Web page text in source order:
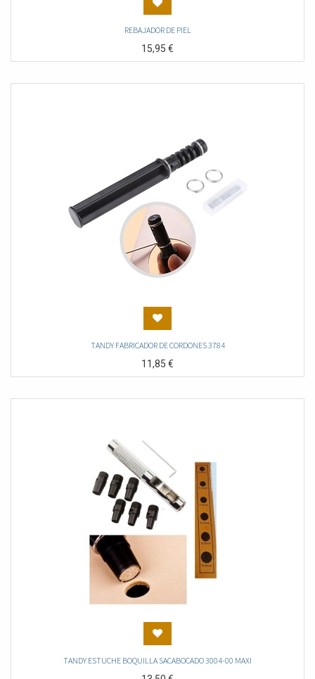
REBAJADOR DE PIEL
15,95€
TANDY FABRICADOR DE CORDONES 3784
11,85€
TANDY ESTUCHE BOQUILLA SACABOCADO 3004-00 MAXI